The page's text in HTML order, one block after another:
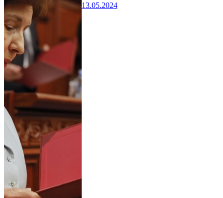
13.05.2024